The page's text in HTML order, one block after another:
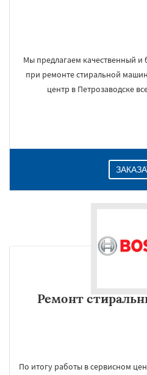
Мы предлагаем качественный и
при ремонте стиральной
центр в Петрозаводске
Ремонт
По итогу работы в сервисном